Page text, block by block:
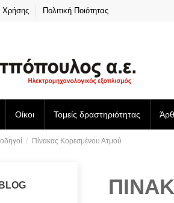
Χρήσης Πολιτική Ποιότητας
Οίκοι Τομείς δραστηριότητας
Πίνακας Κορεσμένου Ατμού